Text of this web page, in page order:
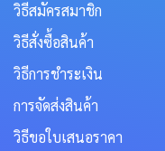
วิธีสมัครสมาชิก
วิธีสั่งซื้อสินค้า
วิธีการชำระเงิน
การจัดส่งสินค้า
วิธีขอใบเสนอราคา